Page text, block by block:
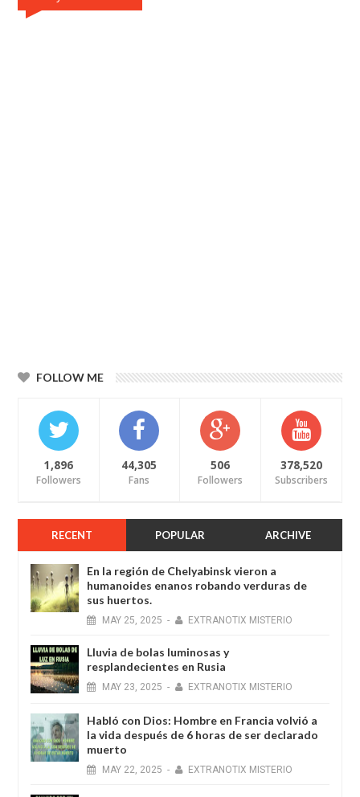
FOLLOW ME
1,896
Followers
44,305
Fans
506
Followers
378,520
Subscribers
RECENT POPULAR ARCHIVE
En la región de Chelyabinsk vieron a
humanoides enanos robando verduras de
sus huertos.
MAY 25, 2025 - EXTRANOTIX MISTERIO
Lluvia de bolas luminosas y
resplandecientes en Rusia
MAY 23, 2025 - EXTRANOTIX MISTERIO
Habló con Dios: Hombre en Francia volvió a
la vida después de 6 horas de ser declarado
muerto
MAY 22, 2025 - EXTRANOTIX MISTERIO